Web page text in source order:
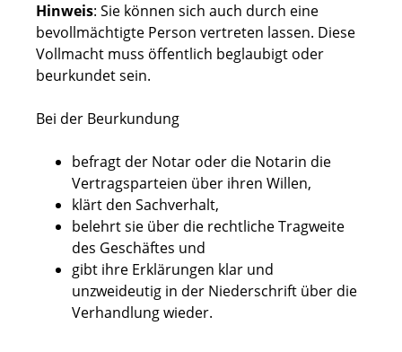
Hinweis: Sie können sich auch durch eine
bevollmächtigte Person vertreten lassen. Diese
Vollmacht muss öffentlich beglaubigt oder
beurkundet sein.
Bei der Beurkundung
befragt der Notar oder die Notarin die
Vertragsparteien über ihren Willen,
klärt den Sachverhalt,
belehrt sie über die rechtliche Tragweite
des Geschäftes und
gibt ihre Erklärungen klar und
unzweideutig in der Niederschrift über die
Verhandlung wieder.